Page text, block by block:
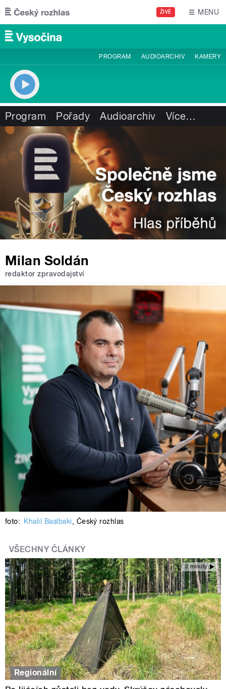
Přejít k hlavnímu obsahu
ŽIVĚ MENU
PROGRAM AUDIOARCHIV KAMERY
Program Pořady Audioarchiv Více…
Milan Soldán
redaktor zpravodajství
foto: Khalil Baalbaki, Český rozhlas
VŠECHNY ČLÁNKY
2 minuty
Regionální